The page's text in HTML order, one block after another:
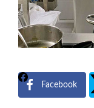
Facebook